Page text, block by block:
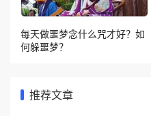
每天做噩梦念什么咒才好？如
何躲噩梦？
推荐文章